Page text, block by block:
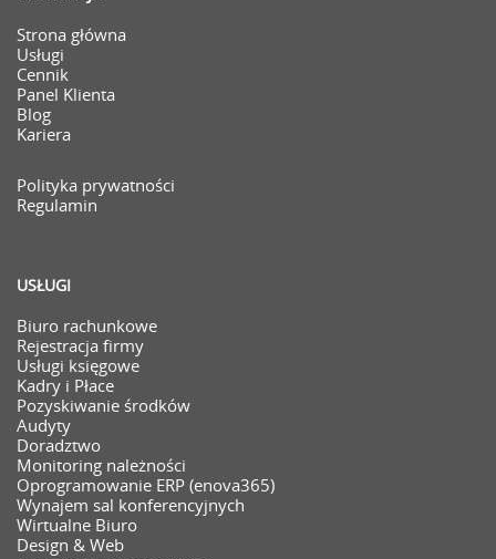
Strona główna
Usługi
Cennik
Panel Klienta
Blog
Kariera
Polityka prywatności
Regulamin
USŁUGI
Biuro rachunkowe
Rejestracja firmy
Usługi księgowe
Kadry i Płace
Pozyskiwanie środków
Audyty
Doradztwo
Monitoring należności
Oprogramowanie ERP (enova365)
Wynajem sal konferencyjnych
Wirtualne Biuro
Design & Web